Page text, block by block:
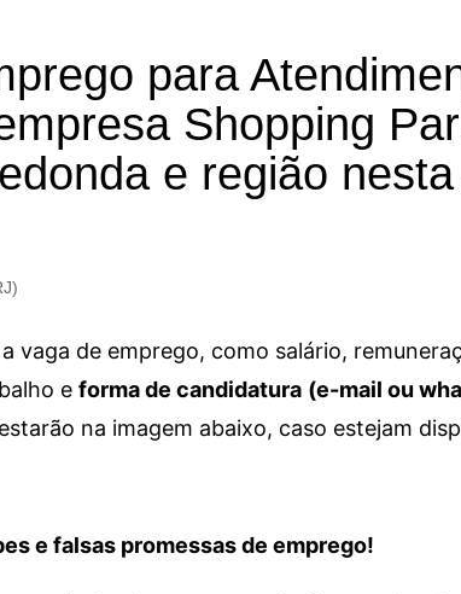
para
Shopping
e região
vaga de emprego, como salário,
e forma de candidatura (e-mail ou
estarão na imagem abaixo, caso estejam
e falsas promessas de emprego!